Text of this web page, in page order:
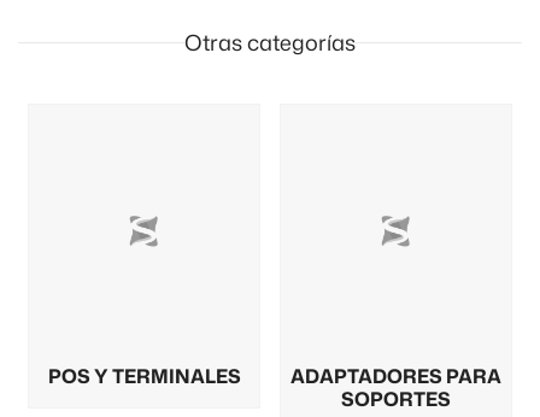
Otras categorías
POS Y TERMINALES
ADAPTADORES PARA
SOPORTES